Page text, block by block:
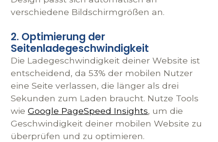
verschiedene Bildschirmgrößen an.
2. Optimierung der
Seitenladegeschwindigkeit
Die Ladegeschwindigkeit deiner Website ist
entscheidend, da 53% der mobilen Nutzer
eine Seite verlassen, die länger als drei
Sekunden zum Laden braucht. Nutze Tools
wieGoogle PageSpeed Insights, um die
Geschwindigkeit deiner mobilen Website zu
überprüfen und zu optimieren.